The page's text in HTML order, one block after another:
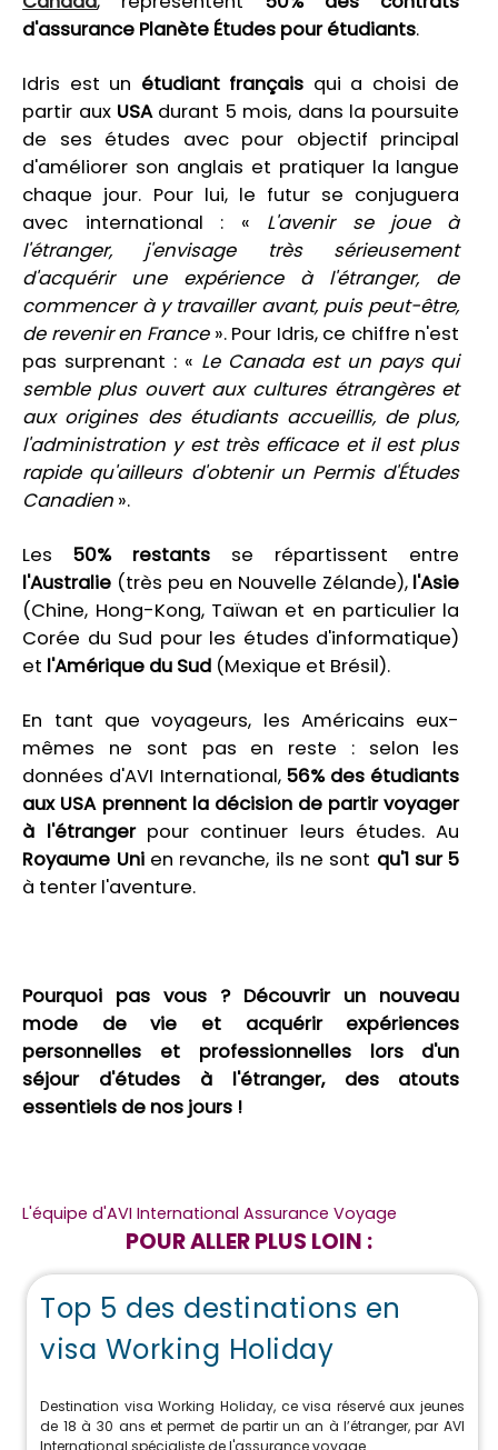
d'assurance Planète Études pour étudiants.
Idris est un étudiant français qui a choisi de
partir aux USAdurant 5 mois, dans la poursuite
de ses études avec pour objectif principal
d'améliorer son anglais et pratiquer la langue
chaque jour. Pour lui, le futur se conjuguera
avec international : « L'avenir se joue à
l'étranger, j'envisage très sérieusement
d'acquérir une expérience à l'étranger, de
commencer à y travailler avant, puis peut-être,
de revenir en France ». Pour Idris, ce chiffre n'est
pas surprenant : « Le Canada est un pays qui
semble plus ouvert aux cultures étrangères et
aux origines des étudiants accueillis, de plus,
l'administration y est très efficace et il est plus
rapide qu'ailleurs d'obtenir un Permis d'Études
Canadien ».
Les50% restants se répartissent entre
l'Australie (très peu en Nouvelle Zélande), l'Asie
(Chine, Hong-Kong, Taïwan et en particulier la
Corée du Sud pour les études d'informatique)
et l'Amérique du Sud (Mexique et Brésil).
En tant que voyageurs, les Américains eux-
mêmes ne sont pas en reste : selon les
données d'AVI International, 56% des étudiants
aux USA prennent la décision de partir voyager
à l'étrangerpour continuer leurs études. Au
Royaume Unien revanche, ils ne sont qu'1 sur 5
à tenter l'aventure.
Pourquoi pas vous ? Découvrir un nouveau
mode de vie et acquérir expériences
personnelles et professionnelles lors d'un
séjour d'études à l'étranger, des atouts
essentiels de nos jours !
L'équipe d'AVI International Assurance Voyage
POUR ALLER PLUS LOIN :
Top 5 des destinations en
visa Working Holiday
Destination visa Working Holiday, ce visa réservé aux jeunes
de 18 à 30 ans et permet de partir un an à l’étranger, par AVI